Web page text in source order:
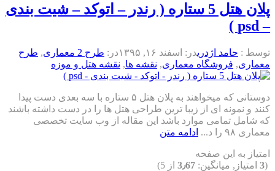
پلان هتل 5 ستاره ( رندر – اتوکد – شیت بندی
– psd )
توسط : حامد اژدریدر: اسفند ۱۶, ۱۳۹۵ در: طرح 2 معماری , طرح
معماری, فروشگاه معماری, نقشه ها, نقشه هتل و موزه
دوستانی که میخواهند به پلان هتل ۵ ستاره با سه بعدی دست پیدا
کنند و نمونه ای از زیبا ترین طراحی هتل ها را در دست داشته باشند
که شامل تمامی موارد باشد این مقاله از وب سایت تخصصی
معماری ۹۸ را د...
ادامه متن
امتیاز به این صفحه
(
3 امتیاز, میانگین: 3٫67 از 5)